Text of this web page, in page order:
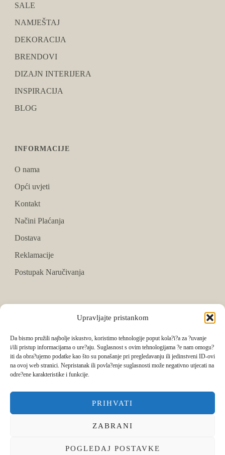
Upravljajte pristankom
Da bismo pružili najbolje iskustvo, koristimo tehnologije poput kola?i?a za ?uvanje
i/ili pristup informacijama o ure?aju. Suglasnost s ovim tehnologijama ?e nam omogu?
iti da obra?ujemo podatke kao što su ponašanje pri pregledavanju ili jedinstveni ID-ovi
na ovoj web stranici. Nepristanak ili povla?enje suglasnosti može negativno utjecati na
odre?ene karakteristike i funkcije.
PRIHVATI
ZABRANI
POGLEDAJ POSTAVKE
SALE
NAMJEŠTAJ
DEKORACIJA
BRENDOVI
DIZAJN INTERIJERA
INSPIRACIJA
BLOG
INFORMACIJE
O nama
Opći uvjeti
Kontakt
Načini Plaćanja
Dostava
Reklamacije
Postupak Naručivanja
Instagram
Tik Tok